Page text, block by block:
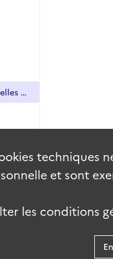
États de passeports délivrés en Algérie pour les échelles du Levant et de Barbarie (1851-1860).
techniques
et sont
les conditions